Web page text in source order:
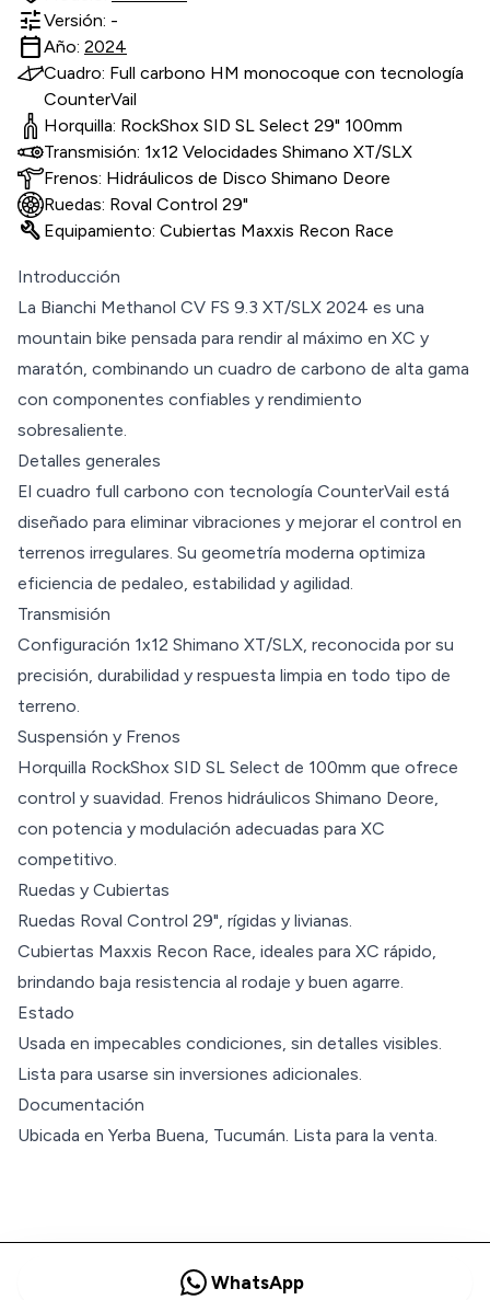
tuneVersión: -
calendar_todayAño: 2024
Cuadro: Full carbono HM monocoque con tecnología
CounterVail
Horquilla: RockShox SID SL Select 29" 100mm
Transmisión: 1x12 Velocidades Shimano XT/SLX
Frenos: Hidráulicos de Disco Shimano Deore
Ruedas: Roval Control 29"
build Equipamiento: Cubiertas Maxxis Recon Race
Introducción
La Bianchi Methanol CV FS 9.3 XT/SLX 2024 es una
mountain bike pensada para rendir al máximo en XC y
maratón, combinando un cuadro de carbono de alta gama
con componentes confiables y rendimiento
sobresaliente.
Detalles generales
El cuadro full carbono con tecnología CounterVail está
diseñado para eliminar vibraciones y mejorar el control en
terrenos irregulares. Su geometría moderna optimiza
eficiencia de pedaleo, estabilidad y agilidad.
Transmisión
Configuración 1x12 Shimano XT/SLX, reconocida por su
precisión, durabilidad y respuesta limpia en todo tipo de
terreno.
Suspensión y Frenos
Horquilla RockShox SID SL Select de 100mm que ofrece
control y suavidad. Frenos hidráulicos Shimano Deore,
con potencia y modulación adecuadas para XC
competitivo.
Ruedas y Cubiertas
Ruedas Roval Control 29", rígidas y livianas.
Cubiertas Maxxis Recon Race, ideales para XC rápido,
brindando baja resistencia al rodaje y buen agarre.
Estado
Usada en impecables condiciones, sin detalles visibles.
Lista para usarse sin inversiones adicionales.
Documentación
Ubicada en Yerba Buena, Tucumán. Lista para la venta.
WhatsApp